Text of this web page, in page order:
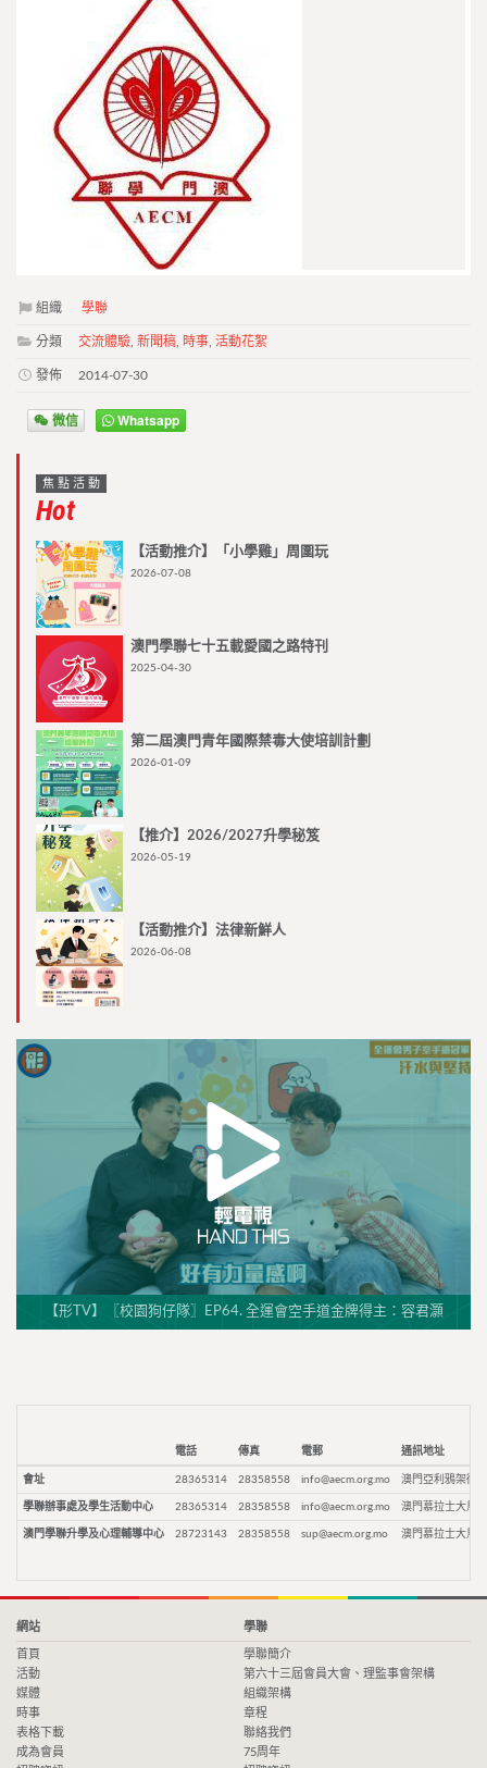
組織 學聯
分類 交流體驗 新聞稿 時事 活動花絮
發佈 2014-07-30
微信 Whatsapp
焦點活動
Hot
【活動推介】「小學雞」周圍玩
2026-07-08
澳門學聯七十五載愛國之路特刊
2025-04-30
第二屆澳門青年國際禁毒大使培訓計劃
2026-01-09
【推介】2026/2027升學秘笈
2026-05-19
【活動推介】法律新鮮人
2026-06-08
【形TV】〖校園狗仔隊〗EP64. 全運會空手道金牌得主：容君灝
電話 傳真 電郵 通訊地址
會址 28365314 28358558 info@aecm.org.mo 澳門亞利鴉架街9
學聯辦事處及學生活動中心 28365314 28358558 info@aecm.org.mo 澳門慕拉士大馬
澳門學聯升學及心理輔導中心 28723143 28358558 sup@aecm.org.mo 澳門慕拉士大馬
網站
首頁
活動
媒體
時事
表格下載
成為會員
學聯
學聯簡介
第六十三屆會員大會、理監事會架構
組織架構
章程
聯絡我們
75周年